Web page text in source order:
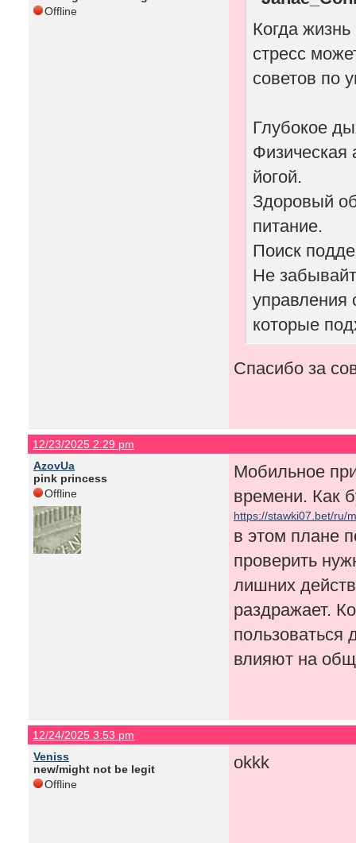
Offline
Когда
стресс
советов по
Глубокое
Физическая
йогой.
Здоровый
питание.
Поиск
Не
управления
которые
Спасибо за
12/23/2025 2:29 pm
AzovUa
pink princess
Offline
Мобильное
времени. Как
https://stawki07.bet/ru/
в этом плане
проверить
лишних
раздражает.
пользоваться
влияют на
12/24/2025 3:53 pm
Veniss
new/might not be legit
Offline
okkk